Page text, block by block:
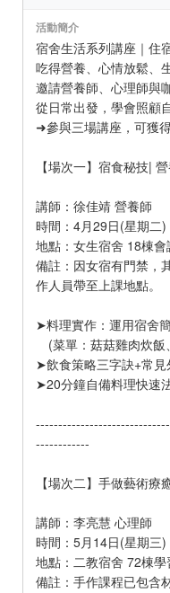
活動簡介
宿舍生活系列講座｜住
吃得營養、心情放鬆、
邀請營養師、心理師與
從日常出發，學會照顧
➜參與三場講座，可獲
【場次一】宿食秘技|
講師：徐佳靖 營養師
時間：4月29日(星期二)
地點：女生宿舍 18棟會
備註：因女宿有門禁，
作人員帶至上課地點。
➤料理實作：運用宿舍
(菜單：菇菇雞肉炊飯
➤飲食策略三字訣+常
➤20分鐘自備料理快速
------------
【場次二】手做藝術療
講師：李亮慧 心理師
時間：5月14日(星期三)
地點：二教宿舍 72棟學
備註：手作課程已包含